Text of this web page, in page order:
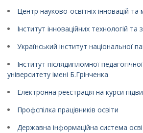
Центр науково-освітніх інновацій та
Інститут інноваційних технологій та
Український інститут національної
Інститут післядипломної
університету імені Б.Грінченка
Електронна реєстрація на курси
Профспілка працівників освіти
Державна інформаційна система